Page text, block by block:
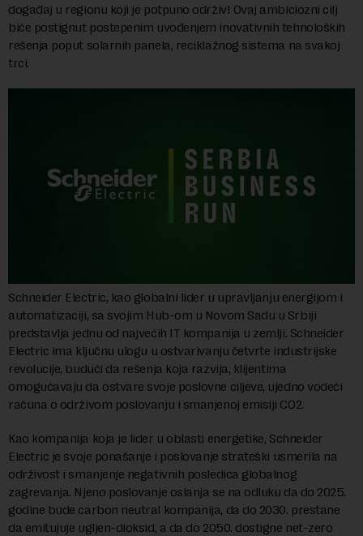
događaj u regionu koji je potpuno održiv! Ovaj ambiciozni cilj
biće postignut postepenim uvođenjem inovativnih tehnoloških
rešenja poput solarnih panela, reciklažnog sistema na svakoj
trci.
Schneider Electric, kao globalni lider u upravljanju energijom i
automatizaciji, sa svojim Hub-om u Novom Sadu u Srbiji
predstavlja jednu od najvećih IT kompanija u zemlji. Schneider
Electric ima ključnu ulogu u ostvarivanju četvrte industrijske
revolucije, budući da rešenja koja razvija, klijentima
omogućavaju da ostvare svoje poslovne ciljeve, ujedno vodeći
računa o održivom poslovanju i smanjenoj emisiji CO2.
Kao kompanija koja je lider u oblasti energetike, Schneider
Electric je svoje ponašanje i poslovanje strateški usmerila na
održivost i smanjenje negativnih posledica globalnog
zagrevanja. Njeno poslovanje oslanja se na odluku da do 2025.
godine bude carbon neutral kompanija, da do 2030. prestane
da emitujuje ugljen-dioksid, a da do 2050. dostigne net-zero